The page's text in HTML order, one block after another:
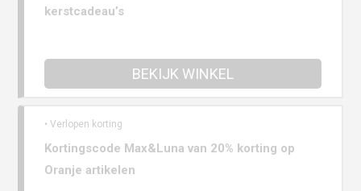
kerstcadeau’s
BEKIJK WINKEL
• Verlopen korting
Kortingscode Max&Luna van 20% korting op
Oranje artikelen